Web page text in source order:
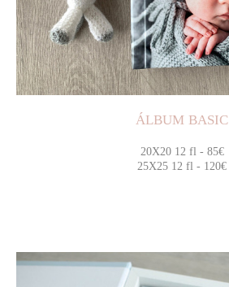
ÁLBUM BASIC
20X20 12 fl - 85€
25X25 12 fl - 120€